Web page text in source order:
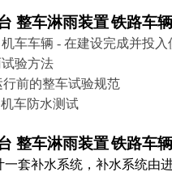
整车淋雨装置铁路车
车车辆 - 在建设完成并投
验方法
行前的整车试验规范
机车防水测试
整车淋雨装置铁路车
套补水系统，补水系统由